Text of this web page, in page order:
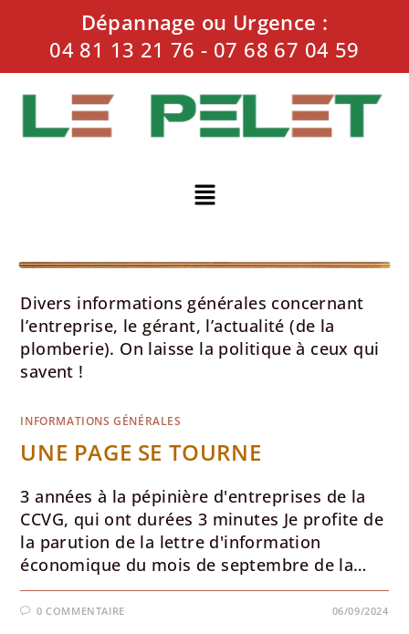
Dépannage ou Urgence :
04 81 13 21 76 - 07 68 67 04 59
Divers informations générales concernant
l’entreprise, le gérant, l’actualité (de la
plomberie). On laisse la politique à ceux qui
savent !
INFORMATIONS GÉNÉRALES
UNE PAGE SE TOURNE
3 années à la pépinière d'entreprises de la
CCVG, qui ont durées 3 minutes Je profite de
la parution de la lettre d'information
économique du mois de septembre de la…
0 COMMENTAIRE 06/09/2024